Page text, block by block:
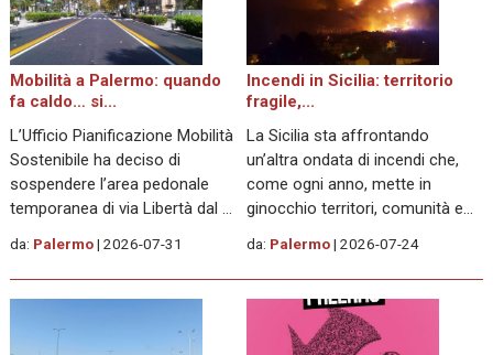
fondamentali: servono a
verificare la presenza di
sottoservizi, reti interferenti e
condizioni del...Leggi tutto
mobilità sostenibile in città. Il
comunicato della Consulta...
Leggi tutto
Mobilità a Palermo: quando
fa caldo… si...
L’Ufficio Pianificazione Mobilità
Sostenibile ha deciso di
sospendere l’area pedonale
temporanea di via Libertà dal 1°
Motivazione ufficiale: “inasprirsi
delle alte temperature” e “forte
riduzione dell’affluenza
pedonale”. Tradotto: fa caldo,
da: Palermo 2026-07-31
Incendi in Sicilia: territorio
fragile,...
La Sicilia sta affrontando
un’altra ondata di incendi che,
come ogni anno, mette in
ginocchio territori, comunità e
hanno colpito aree urbane,
zone rurali, riserve naturali e
tratti di viabilità strategica,
confermando ancora una volta
da: Palermo 2026-07-24